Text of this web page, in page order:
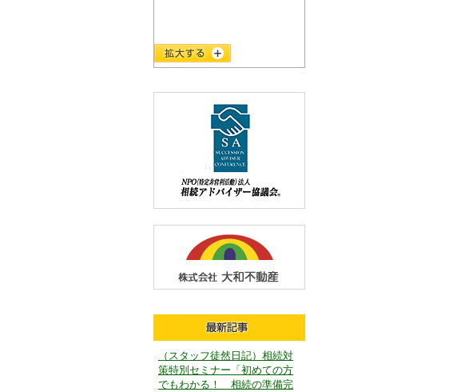
（スタッフ徒然日記）相続対
策特別セミナー「初めての方
でもわかる！ 相続の準備完